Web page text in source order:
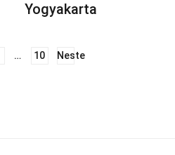
Yogyakarta
… 10 Neste